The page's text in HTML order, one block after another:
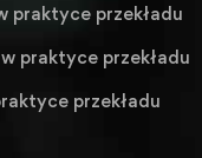
praktyce przekładu
praktyce przekładu
przekładu